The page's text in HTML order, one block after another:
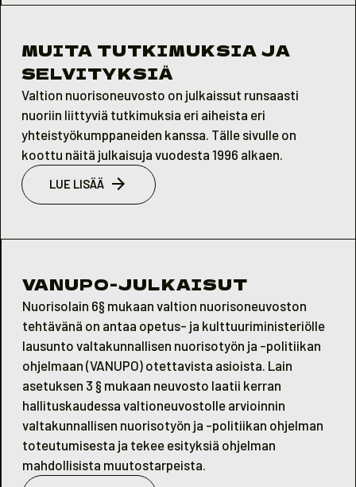
MUITA TUTKIMUKSIA JA
SELVITYKSIÄ
Valtion nuorisoneuvosto on julkaissut runsaasti
nuoriin liittyviä tutkimuksia eri aiheista eri
yhteistyökumppaneiden kanssa. Tälle sivulle on
koottu näitä julkaisuja vuodesta 1996 alkaen.
LUE LISÄÄ
VANUPO-JULKAISUT
Nuorisolain 6§ mukaan valtion nuorisoneuvoston
tehtävänä on antaa opetus- ja kulttuuriministeriölle
lausunto valtakunnallisen nuorisotyön ja -politiikan
ohjelmaan (VANUPO) otettavista asioista. Lain
asetuksen 3 § mukaan neuvosto laatii kerran
hallituskaudessa valtioneuvostolle arvioinnin
valtakunnallisen nuorisotyön ja -politiikan ohjelman
toteutumisesta ja tekee esityksiä ohjelman
mahdollisista muutostarpeista.